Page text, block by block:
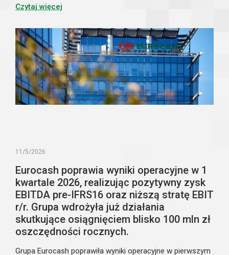
UNITAS sp. z o.o., na której utworzenie podmioty
Umowa regulująca zasady reprezentowania partnerów
przez spółkę UNITAS została podpisana 21 maja 2026 r.
w Warszawie.
Czytaj więcej
11/5/2026
Eurocash poprawia wyniki operacyjne w 1
kwartale 2026, realizując pozytywny zysk
EBITDA pre-IFRS16 oraz niższą stratę EBIT
r/r. Grupa wdrożyła już działania
skutkujące osiągnięciem blisko 100 mln zł
oszczędności rocznych.
Grupa Eurocash poprawiła wyniki operacyjne w pierwszym